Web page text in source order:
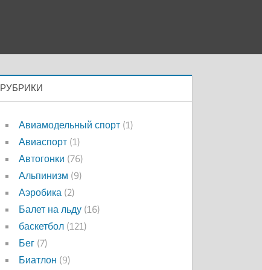
РУБРИКИ
Авиамодельный спорт (1)
Авиаспорт (1)
Автогонки (76)
Альпинизм (9)
Аэробика (2)
Балет на льду (16)
баскетбол (121)
Бег (7)
Биатлон (9)